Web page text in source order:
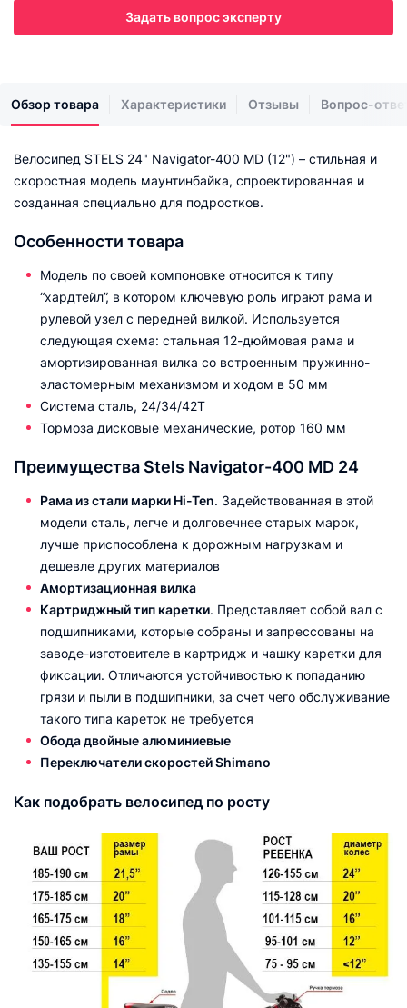
Задать вопрос эксперту
Обзор товара Характеристики Отзывы Вопрос-
Велосипед STELS 24" Navigator-400 MD (12") – стильная и
скоростная модель маунтинбайка, спроектированная и
созданная специально для подростков.
Особенности товара
Модель по своей компоновке относится к типу
“хардтейл”, в котором ключевую роль играют рама и
рулевой узел с передней вилкой. Используется
следующая схема: стальная 12-дюймовая рама и
амортизированная вилка со встроенным пружинно-
эластомерным механизмом и ходом в 50 мм
Система сталь, 24/34/42Т
Тормоза дисковые механические, ротор 160 мм
Преимущества Stels Navigator-400 MD 24
Рама из стали марки Hi-Ten. Задействованная в этой
модели сталь, легче и долговечнее старых марок,
лучше приспособлена к дорожным нагрузкам и
дешевле других материалов
Амортизационная вилка
Картриджный тип каретки. Представляет собой вал с
подшипниками, которые собраны и запрессованы на
заводе-изготовителе в картридж и чашку каретки для
фиксации. Отличаются устойчивостью к попаданию
грязи и пыли в подшипники, за счет чего обслуживание
такого типа кареток не требуется
Обода двойные алюминиевые
Переключатели скоростей Shimano
Как подобрать велосипед по росту